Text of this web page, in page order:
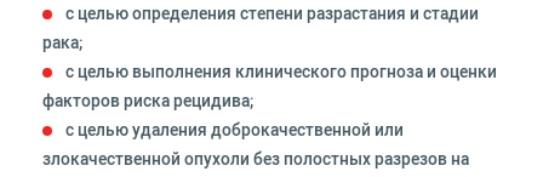
с целью определения степени разрастания и стадии
рака;
с целью выполнения клинического прогноза и оценки
факторов риска рецидива;
с целью удаления доброкачественной или
злокачественной опухоли без полостных разрезов на